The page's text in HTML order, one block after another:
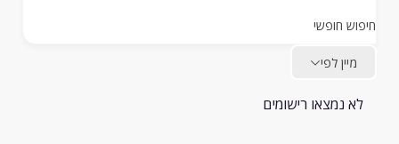
חופשי
נמצאו רישומים